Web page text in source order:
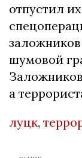
отпустил
шумовой
а
луцк,